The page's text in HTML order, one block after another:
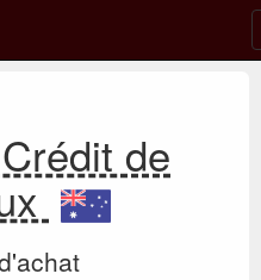
de